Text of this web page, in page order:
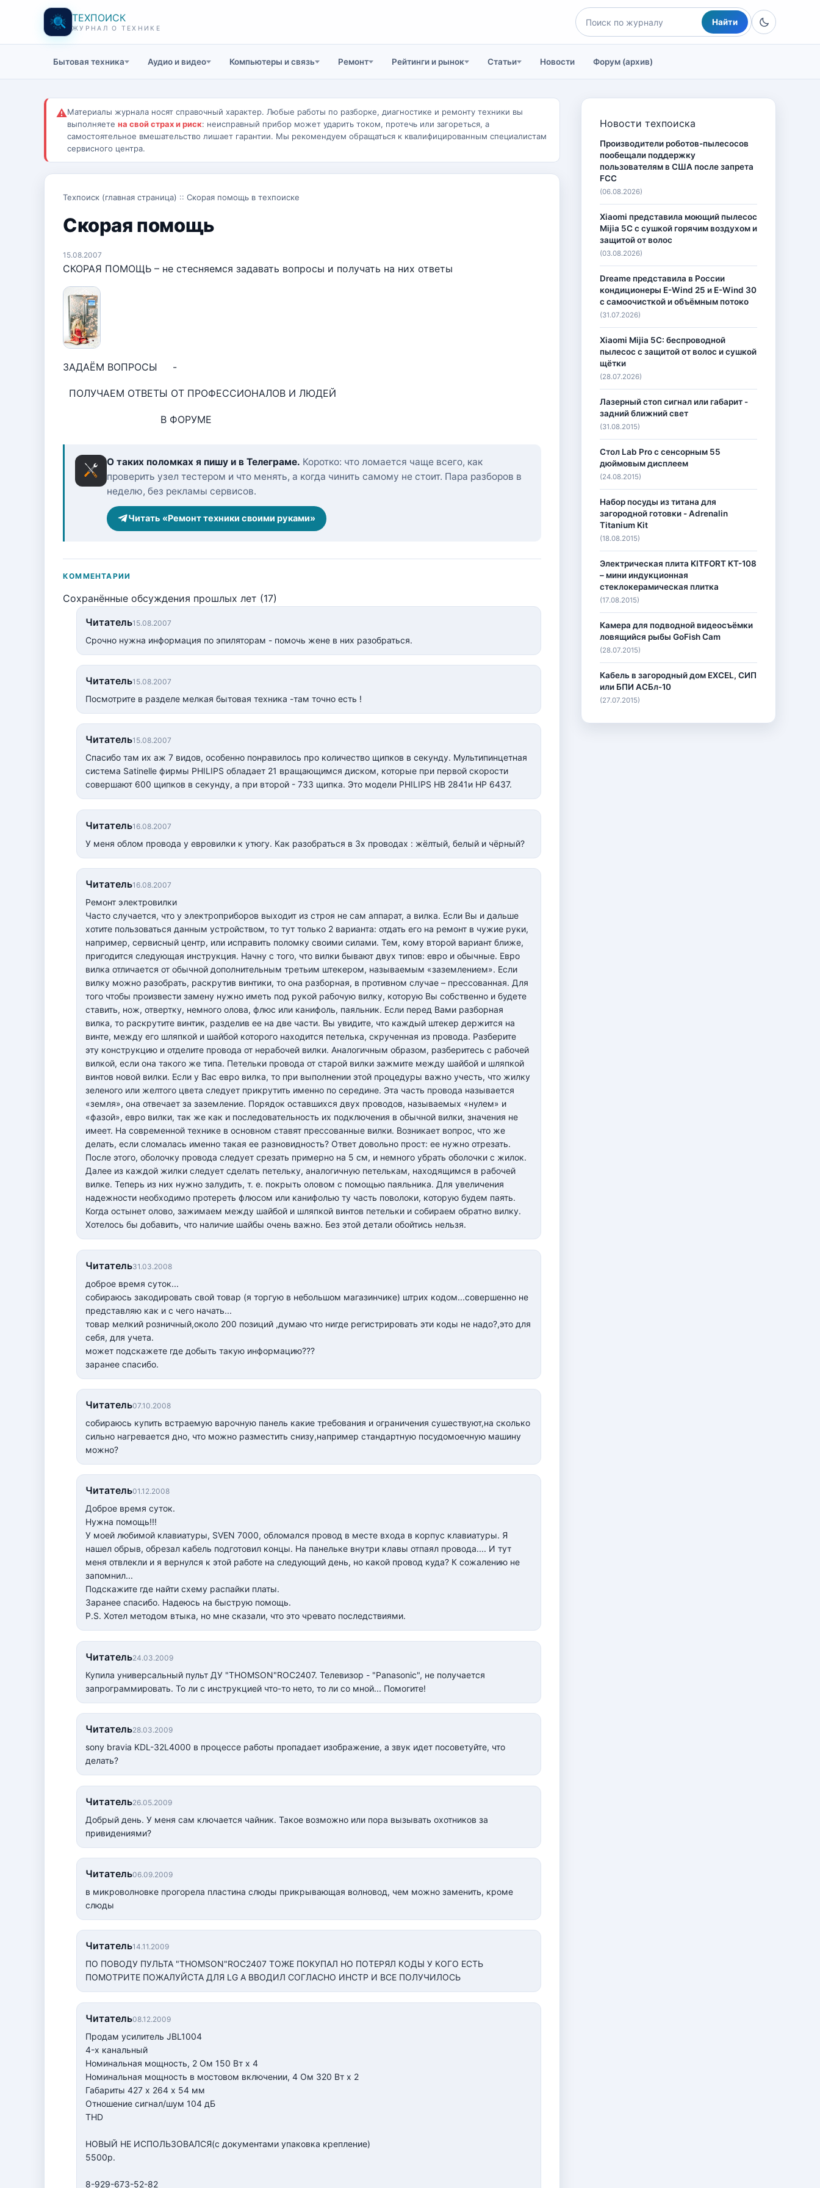
ТЕХПОИСК
ЖУРНАЛ О ТЕХНИКЕ
Найти
Бытовая техника Аудио и видео Компьютеры и связь Ремонт Рейтинги и рынок Статьи Новости Форум (архив)
⚠Материалы журнала носят справочный характер. Любые работы по разборке, диагностике и ремонту техники вы
выполняете на свой страх и риск: неисправный прибор может ударить током, протечь или загореться, а
самостоятельное вмешательство лишает гарантии. Мы рекомендуем обращаться к квалифицированным специалистам
сервисного центра.
Техпоиск (главная страница) :: Скорая помощь в техпоиске
Скорая помощь
15.08.2007
СКОРАЯ ПОМОЩЬ – не стесняемся задавать вопросы и получать на них ответы
ЗАДАЁМ ВОПРОСЫ -
ПОЛУЧАЕМ ОТВЕТЫ ОТ ПРОФЕССИОНАЛОВ И ЛЮДЕЙ
В ФОРУМЕ
О таких поломках я пишу и в Телеграме. Коротко: что ломается чаще всего, как
проверить узел тестером и что менять, а когда чинить самому не стоит. Пара разборов в
неделю, без рекламы сервисов.
Читать «Ремонт техники своими руками»
КОММЕНТАРИИ
Сохранённые обсуждения прошлых лет (17)
Читатель15.08.2007
Срочно нужна информация по эпиляторам - помочь жене в них разобраться.
Читатель15.08.2007
Посмотрите в разделе мелкая бытовая техника -там точно есть !
Читатель15.08.2007
Спасибо там их аж 7 видов, особенно понравилось про количество щипков в секунду. Мультипинцетная
система Satinelle фирмы PHILIPS обладает 21 вращающимся диском, которые при первой скорости
совершают 600 щипков в секунду, а при второй - 733 щипка. Это модели PHILIPS НВ 2841и НР 6437.
Читатель16.08.2007
У меня облом провода у евровилки к утюгу. Как разобраться в 3х проводах : жёлтый, белый и чёрный?
Читатель16.08.2007
Ремонт электровилки
Часто случается, что у электроприборов выходит из строя не сам аппарат, а вилка. Если Вы и дальше
хотите пользоваться данным устройством, то тут только 2 варианта: отдать его на ремонт в чужие руки,
например, сервисный центр, или исправить поломку своими силами. Тем, кому второй вариант ближе,
пригодится следующая инструкция. Начну с того, что вилки бывают двух типов: евро и обычные. Евро
вилка отличается от обычной дополнительным третьим штекером, называемым «заземлением». Если
вилку можно разобрать, раскрутив винтики, то она разборная, в противном случае – прессованная. Для
того чтобы произвести замену нужно иметь под рукой рабочую вилку, которую Вы собственно и будете
ставить, нож, отвертку, немного олова, флюс или канифоль, паяльник. Если перед Вами разборная
вилка, то раскрутите винтик, разделив ее на две части. Вы увидите, что каждый штекер держится на
винте, между его шляпкой и шайбой которого находится петелька, скрученная из провода. Разберите
эту конструкцию и отделите провода от нерабочей вилки. Аналогичным образом, разберитесь с рабочей
вилкой, если она такого же типа. Петельки провода от старой вилки зажмите между шайбой и шляпкой
винтов новой вилки. Если у Вас евро вилка, то при выполнении этой процедуры важно учесть, что жилку
зеленого или желтого цвета следует прикрутить именно по середине. Эта часть провода называется
«земля», она отвечает за заземление. Порядок оставшихся двух проводов, называемых «нулем» и
«фазой», евро вилки, так же как и последовательность их подключения в обычной вилки, значения не
имеет. На современной технике в основном ставят прессованные вилки. Возникает вопрос, что же
делать, если сломалась именно такая ее разновидность? Ответ довольно прост: ее нужно отрезать.
После этого, оболочку провода следует срезать примерно на 5 см, и немного убрать оболочки с жилок.
Далее из каждой жилки следует сделать петельку, аналогичную петелькам, находящимся в рабочей
вилке. Теперь из них нужно залудить, т. е. покрыть оловом с помощью паяльника. Для увеличения
надежности необходимо протереть флюсом или канифолью ту часть поволоки, которую будем паять.
Когда остынет олово, зажимаем между шайбой и шляпкой винтов петельки и собираем обратно вилку.
Хотелось бы добавить, что наличие шайбы очень важно. Без этой детали обойтись нельзя.
Читатель31.03.2008
доброе время суток...
собираюсь закодировать свой товар (я торгую в небольшом магазинчике) штрих кодом...совершенно не
представляю как и с чего начать...
товар мелкий розничный,около 200 позиций ,думаю что нигде регистрировать эти коды не надо?,это для
себя, для учета.
может подскажете где добыть такую информацию???
заранее спасибо.
Читатель07.10.2008
собираюсь купить встраемую варочную панель какие требования и ограничения сушествуют,на сколько
сильно нагревается дно, что можно разместить снизу,например стандартную посудомоечную машину
можно?
Читатель01.12.2008
Доброе время суток.
Нужна помощь!!!
У моей любимой клавиатуры, SVEN 7000, обломался провод в месте входа в корпус клавиатуры. Я
нашел обрыв, обрезал кабель подготовил концы. На панельке внутри клавы отпаял провода.... И тут
меня отвлекли и я вернулся к этой работе на следующий день, но какой провод куда? К сожалению не
запомнил...
Подскажите где найти схему распайки платы.
Заранее спасибо. Надеюсь на быструю помощь.
P.S. Хотел методом втыка, но мне сказали, что это чревато последствиями.
Читатель24.03.2009
Купила универсальный пульт ДУ "THOMSON"ROC2407. Телевизор - "Panasonic", не получается
запрограммировать. То ли с инструкцией что-то нето, то ли со мной... Помогите!
Читатель28.03.2009
sony bravia KDL-32L4000 в процессе работы пропадает изображение, а звук идет посоветуйте, что
делать?
Читатель26.05.2009
Добрый день. У меня сам ключается чайник. Такое возможно или пора вызывать охотников за
привидениями?
Читатель06.09.2009
в микроволновке прогорела пластина слюды прикрывающая волновод, чем можно заменить, кроме
слюды
Читатель14.11.2009
ПО ПОВОДУ ПУЛЬТА "THOMSON"ROC2407 ТОЖЕ ПОКУПАЛ НО ПОТЕРЯЛ КОДЫ У КОГО ЕСТЬ
ПОМОТРИТЕ ПОЖАЛУЙСТА ДЛЯ LG А ВВОДИЛ СОГЛАСНО ИНСТР И ВСЕ ПОЛУЧИЛОСЬ
Читатель08.12.2009
Продам усилитель JBL1004
4-х канальный
Номинальная мощность, 2 Ом 150 Вт х 4
Номинальная мощность в мостовом включении, 4 Ом 320 Вт х 2
Габариты 427 х 264 х 54 мм
Отношение сигнал/шум 104 дБ
THD
НОВЫЙ НЕ ИСПОЛЬЗОВАЛСЯ(с документами упаковка крепление)
5500р.
8-929-673-52-82
Новости техпоиска
Производители роботов-пылесосов
пообещали поддержку
пользователям в США после запрета
FCC
(06.08.2026)
Xiaomi представила моющий пылесос
Mijia 5C с сушкой горячим воздухом и
защитой от волос
(03.08.2026)
Dreame представила в России
кондиционеры E-Wind 25 и E-Wind 30
с самоочисткой и объёмным потоко
(31.07.2026)
Xiaomi Mijia 5C: беспроводной
пылесос с защитой от волос и сушкой
щётки
(28.07.2026)
Лазерный стоп сигнал или габарит -
задний ближний свет
(31.08.2015)
Стол Lab Pro с сенсорным 55
дюймовым дисплеем
(24.08.2015)
Набор посуды из титана для
загородной готовки - Adrenalin
Titanium Kit
(18.08.2015)
Электрическая плита KITFORT КТ-108
– мини индукционная
стеклокерамическая плитка
(17.08.2015)
Камера для подводной видеосъёмки
ловящийся рыбы GoFish Cam
(28.07.2015)
Кабель в загородный дом EXCEL, СИП
или БПИ АСБл-10
(27.07.2015)